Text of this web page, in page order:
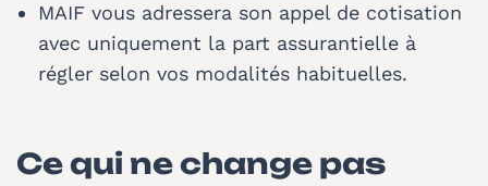
MAIF vous adressera son appel de cotisation
avec uniquement la part assurantielle à
régler selon vos modalités habituelles.
Ce qui ne change pas